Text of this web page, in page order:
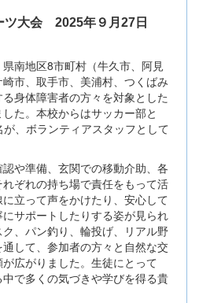
ツ大会 2025年９月27日
南地区8市町村（牛久市、阿見
市、取手市、美浦村、つくばみ
身体障害者の方々を対象とした
た。本校からはサッカー部と
、ボランティアスタッフとして
や準備、玄関での移動介助、各
ぞれの持ち場で責任をもって活
立って声をかけたり、安心して
サポートしたりする姿が見られ
、パン釣り、輪投げ、リアル野
して、参加者の方々と自然な交
広がりました。生徒にとって
で多くの気づきや学びを得る貴